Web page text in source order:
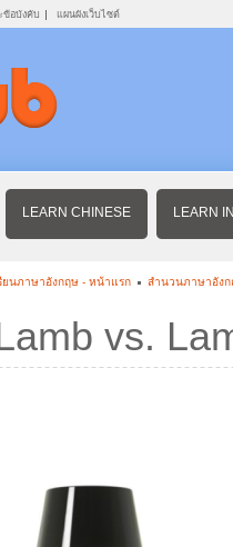
อบังคับ แผนผังเว็บไซต์
LEARN CHINESE LEARN
ยนภาษาอังกฤษ - หน้าแรก สำนวนภาษาอังก
vs.